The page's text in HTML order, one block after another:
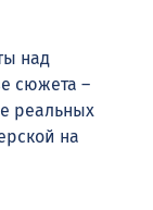
над
сюжета –
реальных
на